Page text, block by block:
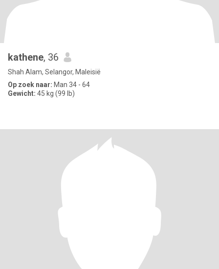
kathene, 36
Shah Alam, Selangor, Maleisië
Op zoek naar: Man 34 - 64
Gewicht: 45 kg (99 lb)